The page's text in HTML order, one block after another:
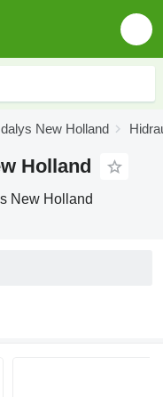
New Holland
Holland
New Holland